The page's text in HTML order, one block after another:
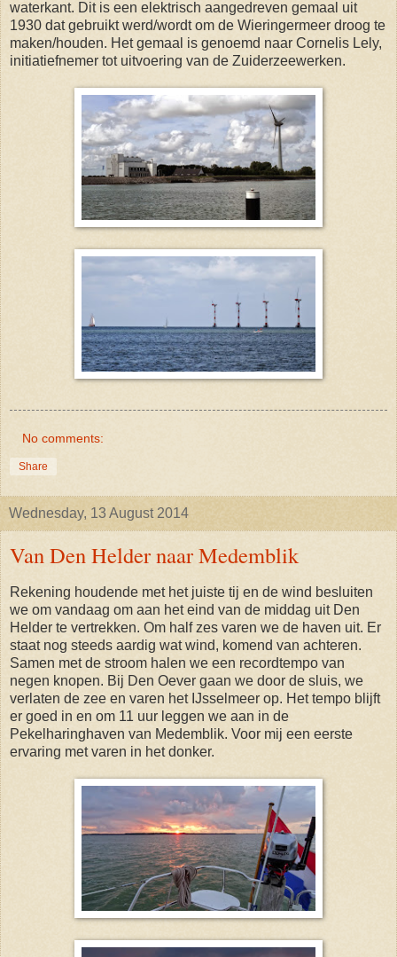
waterkant. Dit is een elektrisch aangedreven gemaal uit
1930 dat gebruikt werd/wordt om de Wieringermeer droog te
maken/houden. Het gemaal is genoemd naar Cornelis Lely,
initiatiefnemer tot uitvoering van de Zuiderzeewerken.
No comments:
Share
Wednesday, 13 August 2014
Van Den Helder naar Medemblik
Rekening houdende met het juiste tij en de wind besluiten
we om vandaag om aan het eind van de middag uit Den
Helder te vertrekken. Om half zes varen we de haven uit. Er
staat nog steeds aardig wat wind, komend van achteren.
Samen met de stroom halen we een recordtempo van
negen knopen. Bij Den Oever gaan we door de sluis, we
verlaten de zee en varen het IJsselmeer op. Het tempo blijft
er goed in en om 11 uur leggen we aan in de
Pekelharinghaven van Medemblik. Voor mij een eerste
ervaring met varen in het donker.